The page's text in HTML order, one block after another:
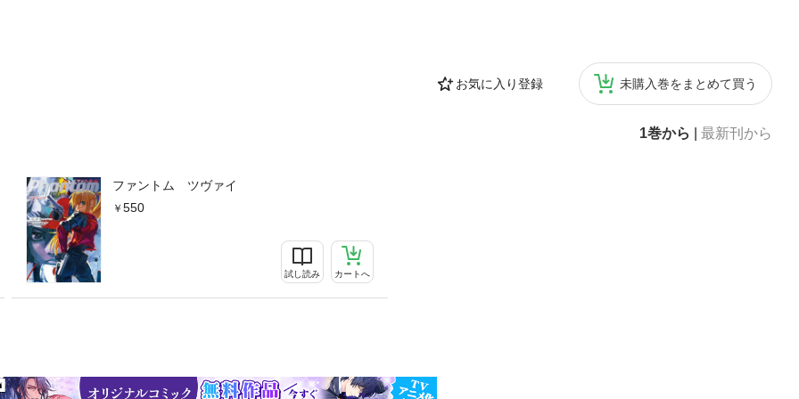
お気に入り登録 未購入巻をまとめて買う
1巻から 最新刊から
ファントム ツヴァイ
550
試し読み カートへ